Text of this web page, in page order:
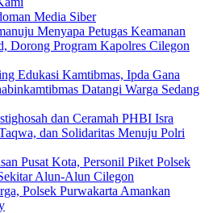
Media Siber
Menyapa Petugas Keamanan
Dorong Program Kapolres Cilegon
Edukasi Kamtibmas, Ipda Gana
Datangi Warga Sedang
dan Ceramah PHBI Isra
dan Solidaritas Menuju Polri
Pusat Kota, Personil Piket Polsek
Alun-Alun Cilegon
Polsek Purwakarta Amankan